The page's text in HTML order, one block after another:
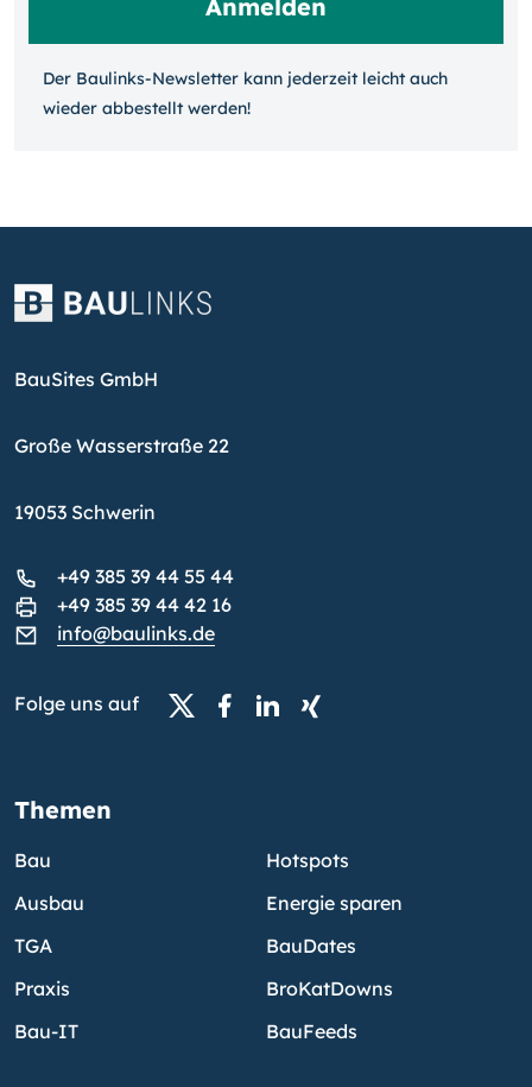
Der Baulinks-Newsletter kann jeder­zeit leicht auch
wieder ab­bestellt werden!
BauSites GmbH
Große Wasserstraße 22
19053 Schwerin
+49 385 39 44 55 44
+49 385 39 44 42 16
info@baulinks.de
Folge uns auf
Themen
Bau
Ausbau
TGA
Praxis
Bau-IT
Hotspots
Energie sparen
BauDates
BroKatDowns
BauFeeds